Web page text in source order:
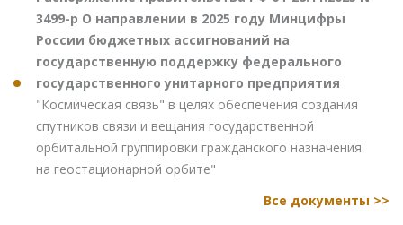
3499-р О направлении в 2025 году Минцифры
России бюджетных ассигнований на
государственную поддержку федерального
государственного унитарного предприятия
"Космическая связь" в целях обеспечения создания
спутников связи и вещания государственной
орбитальной группировки гражданского назначения
на геостационарной орбите"
Все документы >>